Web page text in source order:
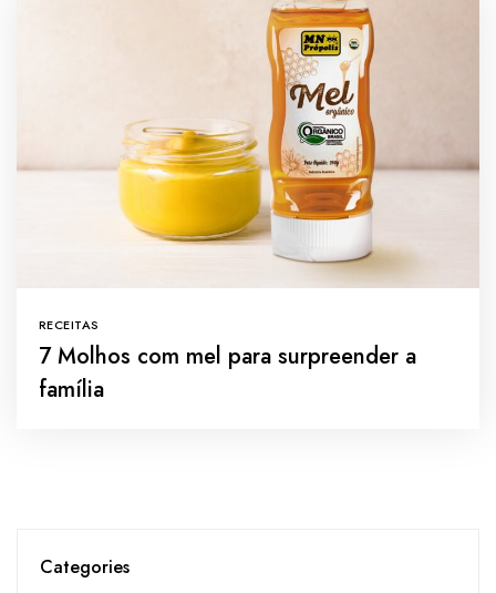
RECEITAS
7 Molhos com mel para surpreender a
família
Categories